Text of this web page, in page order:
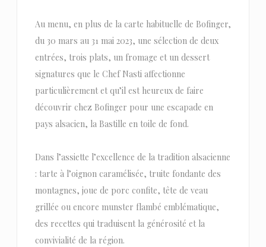
Au menu, en plus de la carte habituelle de Bofinger,
du 30 mars au 31 mai 2023, une sélection de deux
entrées, trois plats, un fromage et un dessert
signatures que le Chef Nasti affectionne
particulièrement et qu’il est heureux de faire
découvrir chez Bofinger pour une escapade en
pays alsacien, la Bastille en toile de fond.
Dans l’assiette l’excellence de la tradition alsacienne
: tarte à l’oignon caramélisée, truite fondante des
montagnes, joue de porc confite, tête de veau
grillée ou encore munster flambé emblématique,
des recettes qui traduisent la générosité et la
convivialité de la région.